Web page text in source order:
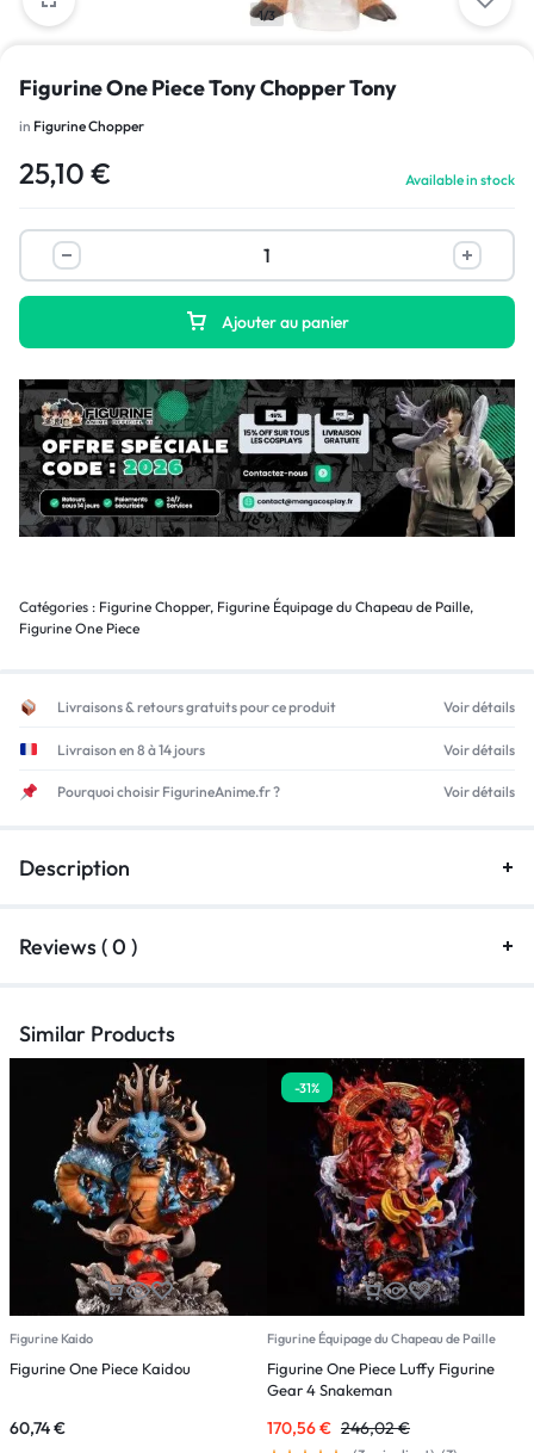
1/3
Figurine One Piece Tony Chopper Tony
in Figurine Chopper
25,10 € Available in stock
Ajouter au panier
Catégories : Figurine Chopper, Figurine Équipage du Chapeau de Paille,
Figurine One Piece
Livraisons & retours gratuits pour ce produit Voir détails
Livraison en 8 à 14 jours Voir détails
Pourquoi choisir FigurineAnime.fr ? Voir détails
Description
Reviews ( 0 )
Similar Products
Figurine Kaido
Figurine One Piece Kaidou
60,74€
-31%
Figurine Équipage du Chapeau de Paille
Figurine One Piece Luffy Figurine
Gear 4 Snakeman
170,56€ 246,02€